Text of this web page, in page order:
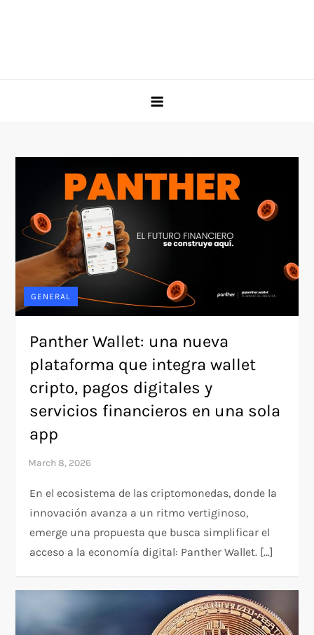
GENERAL
Panther Wallet: una nueva
plataforma que integra wallet
cripto, pagos digitales y
servicios financieros en una sola
app
En el ecosistema de las criptomonedas, donde la
innovación avanza a un ritmo vertiginoso,
emerge una propuesta que busca simplificar el
acceso a la economía digital: Panther Wallet. […]